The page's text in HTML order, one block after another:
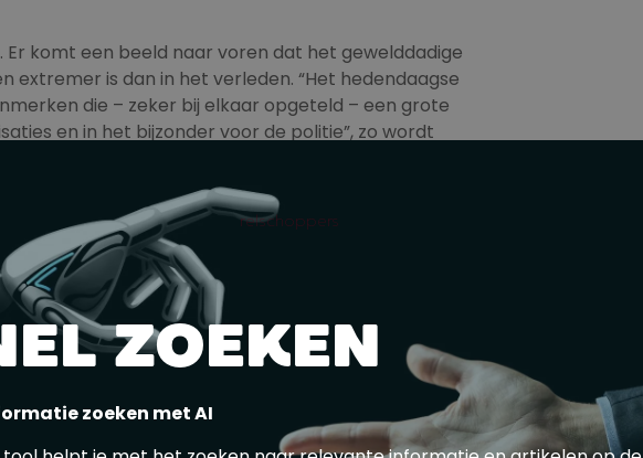
komt een beeld naar voren dat het gewelddadige
extremer is dan in het verleden. “Het hedendaagse
die – zeker bij elkaar opgeteld – een grote
en in het bijzonder voor de politie”, zo wordt
is van ‘nieuwe aanwas’: relatief jonge mensen, de
mensen praten niet met politiefunctionarissen
ze worden aangehouden en verhoord.”
verwevenheid tussen voetbalsupporters en de
en zou er sprake zijn van invloed op clubs en
Het principe ‘gastvrij toegankelijk voetbal’, moet
relschoppers
ZOEKEN
zoeken met AI